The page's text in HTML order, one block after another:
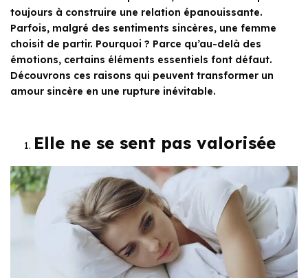
toujours à construire une relation épanouissante.
Parfois, malgré des sentiments sincères, une femme
choisit de partir. Pourquoi ? Parce qu’au-delà des
émotions, certains éléments essentiels font défaut.
Découvrons ces raisons qui peuvent transformer un
amour sincère en une rupture inévitable.
Elle ne se sent pas valorisée